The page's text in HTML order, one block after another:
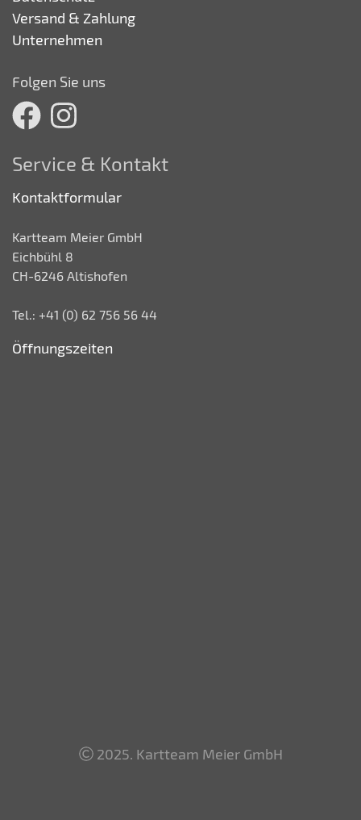
Versand & Zahlung
Unternehmen
Folgen Sie uns
Service & Kontakt
Kontaktformular
Kartteam Meier GmbH
Eichbühl 8
CH-6246 Altishofen
Tel.: +41 (0) 62 756 56 44
Öffnungszeiten
2025. Kartteam Meier GmbH